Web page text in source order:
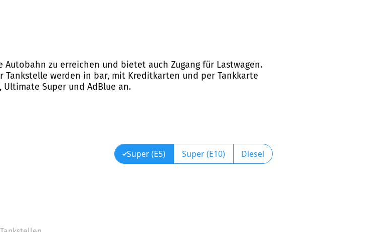
zu erreichen und bietet auch Zugang für Lastwagen.
werden in bar, mit Kreditkarten und per Tankkarte
Super und AdBlue an.
Super (E5) Super (E10) Diesel